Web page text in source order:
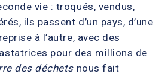
vie : troqués, vendus,
ils passent d’un pays, d’une
à l’autre, avec des
pour des millions de
des déchetsnous fait